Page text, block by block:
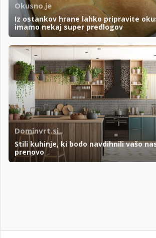
Okusno.je
Iz ostankov hrane lahko pripravite
imamo nekaj super predlogov
Dominvrt.si
Stili kuhinje, ki bodo navdihnili vašo
prenovo